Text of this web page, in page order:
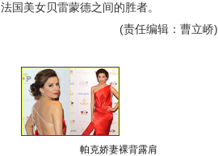
法国美女贝雷蒙德之间的胜者。
(责任编辑：曹立峤)
帕克娇妻裸背露肩